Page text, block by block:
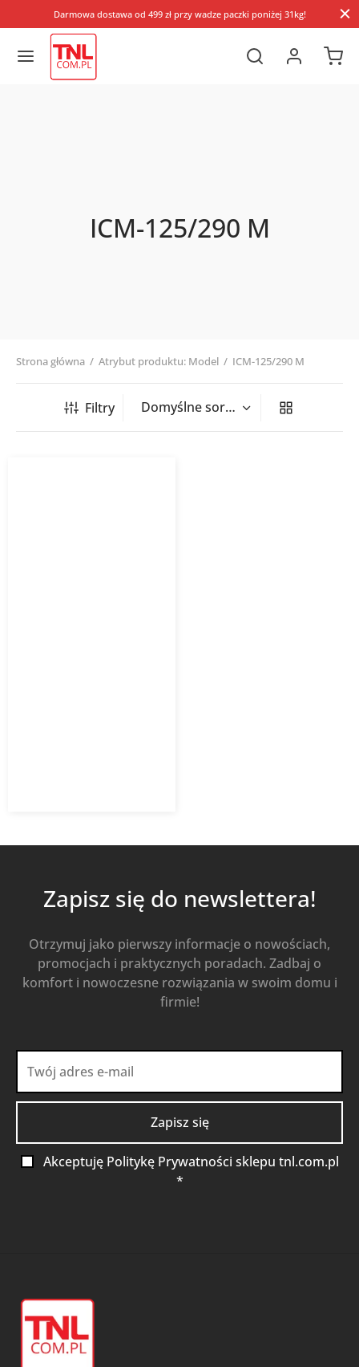
Darmowa dostawa od 499 zł przy wadze paczki poniżej 31kg!
ICM-125/290 M
Strona główna / Atrybut produktu: Model / ICM-125/290 M
Filtry
Zapisz się do newslettera!
Otrzymuj jako pierwszy informacje o nowościach,
promocjach i praktycznych poradach. Zadbaj o
komfort i nowoczesne rozwiązania w swoim domu i
firmie!
Akceptuję Politykę Prywatności sklepu tnl.com.pl
*